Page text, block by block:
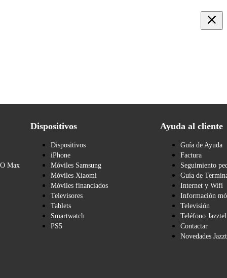
Max
Dispositivos
Dispositivos
iPhone
Móviles Samsung
Móviles Xiaomi
Móviles financiados
Televisores
Tablets
Smartwatch
PS5
Ayuda al cliente
Guía de Ayuda
Factura
Seguimiento
Guía de
Internet y Wifi
Información
Televisión
Teléfono Jazztel
Contactar
Novedades